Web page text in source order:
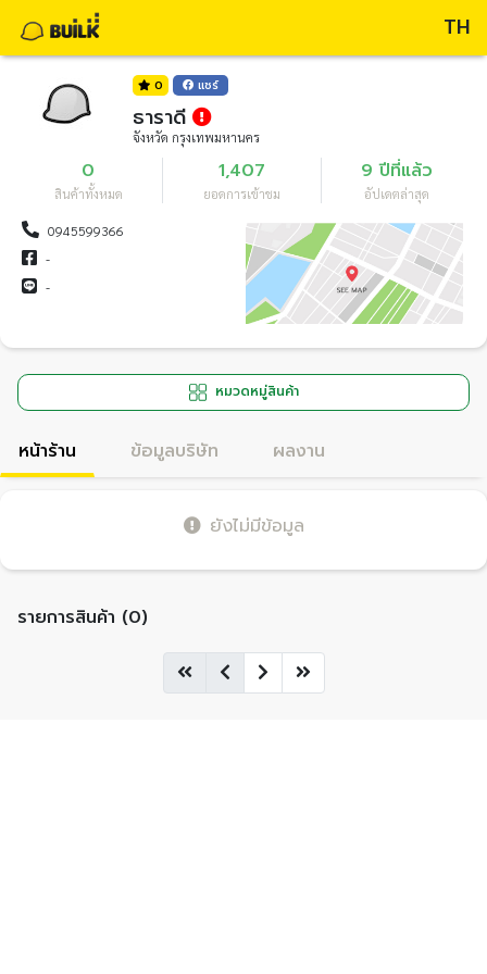
TH
0 แชร์
ธาราดี
จังหวัด กรุงเทพมหานคร
0
สินค้าทั้งหมด
1,407
ยอดการเข้าชม
9 ปีที่แล้ว
อัปเดตล่าสุด
0945599366
-
-
หมวดหมู่สินค้า
หน้าร้าน ข้อมูลบริษัท ผลงาน
ยังไม่มีข้อมูล
รายการสินค้า (0)